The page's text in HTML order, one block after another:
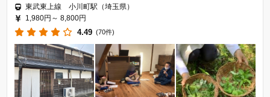
東武東上線 小川町駅（埼玉県）
1,980円～ 8,800円
4.49 (70件)